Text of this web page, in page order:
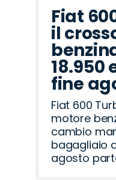
Fiat
il
18.950
fine
Fiat 600
motore
cambio
bagagliaio
agosto